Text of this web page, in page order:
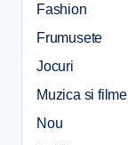
Fashion
Frumusete
Jocuri
Muzica si filme
Nou